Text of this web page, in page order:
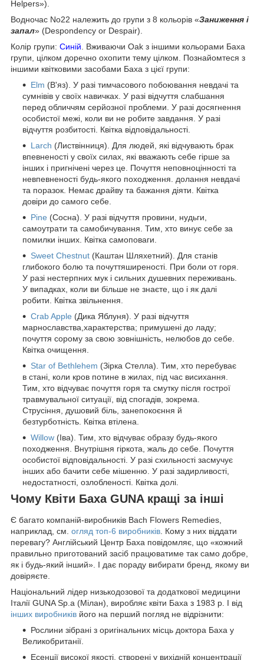
Helpers»).
Водночас No22 належить до групи з 8 кольорів «Заниження і
запал» (Despondency or Despair).
Колір групи: Синій . Вживаючи Oak з іншими кольорами Баха
групи, цілком доречно охопити тему цілком. Познайомтеся з
іншими квітковими засобами Баха з цієї групи:
Elm (В'яз). У разі тимчасового побоювання невдачі та
сумнівів у своїх навичках. У разі відчуття слабшання
перед обличчям серйозної проблеми. У разі досягнення
особистої межі, коли ви не робите завдання. У разі
відчуття розбитості. Квітка відповідальності.
Larch (Листвінниця). Для людей, які відчувають брак
впевненості у своїх силах, які вважають себе гірше за
інших і пригнічені через це. Почуття неповноцінності та
невпевненості будь-якого походження. долання невдачі
та поразок. Немає драйву та бажання діяти. Квітка
довіри до самого себе.
Pine (Сосна). У разі відчуття провини, нудьги,
самоутрати та самобичування. Тим, хто винує себе за
помилки інших. Квітка самоповаги.
Sweet Chestnut (Каштан Шляхетний). Для станів
глибокого болю та почуттяширеності. При боли от горя.
У разі нестерпних мук і сильних душевних переживань.
У випадках, коли ви більше не знаєте, що і як далі
робити. Квітка звільнення.
Crab Apple (Дика Яблуня). У разі відчуття
марнославства,характерства; примушені до ладу;
почуття сорому за свою зовнішність, нелюбов до себе.
Квітка очищення.
Star of Bethlehem (Зірка Стелла). Тим, хто перебуває
в стані, коли кров потине в жилах, під час висихання.
Тим, хто відчуває почуття горя та смутку після гострої
травмувальної ситуації, від спогадів, зокрема.
Струсіння, душовий біль, занепокоєння й
безтурботність. Квітка втілена.
Willow (Іва). Тим, хто відчуває образу будь-якого
походження. Внутрішня гіркота, жаль до себе. Почуття
особистої відповідальності. У разі схильності засмучує
інших або бачити себе мішенню. У разі задирливості,
недостатності, озлобленості. Квітка долі.
Чому Квіти Баха GUNA кращі за інші
Є багато компаній-виробників Bach Flowers Remedies,
наприклад, см. огляд топ-6 виробників . Кому з них віддати
перевагу? Англійський Центр Баха повідомляє, що «кожний
правильно приготований засіб працюватиме так само добре,
як і будь-який інший». І дає пораду вибирати бренд, якому ви
довіряєте.
Національний лідер низькодозової та додаткової медицини
Італії GUNA Sp.a (Мілан), виробляє квіти Баха з 1983 р. І від
інших виробників його на перший погляд не відрізнити:
Рослини зібрані з оригінальних місць доктора Баха у
Великобританії.
Есенції високої якості, створені у вихідній концентрації